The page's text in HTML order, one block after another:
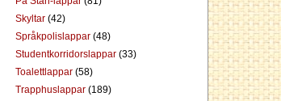
Skyltar (42)
Språkpolislappar (48)
Studentkorridorslappar (33)
Toalettlappar (58)
Trapphuslappar (189)